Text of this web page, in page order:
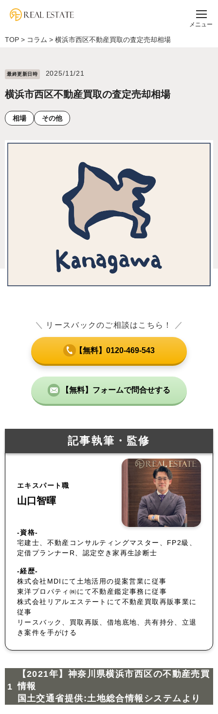
メニュー
TOP > コラム > 横浜市西区不動産買取の査定売却相場
最終更新⽇時 2025/11/21
横浜市西区不動産買取の査定売却相場
相場 その他
＼ リースバックのご相談はこちら！ ／
【無料】0120-469-543
【無料】フォームで問合せする
記事執筆・監修
エキスパート職
山口智暉
-資格-
宅建士、不動産コンサルティングマスター、FP2級、
定借プランナーR、認定空き家再生診断士
-経歴-
株式会社MDIにて土地活用の提案営業に従事
東洋プロパティ㈱にて不動産鑑定事務に従事
株式会社リアルエステートにて不動産買取再販事業に
従事
リースバック、買取再販、借地底地、共有持分、立退
き案件を手がける
【2021年】神奈川県横浜市西区の不動産売買
情報
国土交通省提供:土地総合情報システムより